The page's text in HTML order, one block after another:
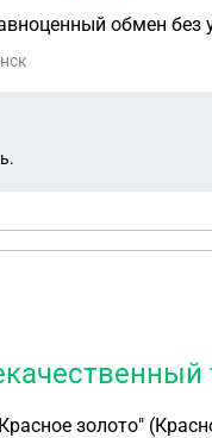
обмен без
золото"